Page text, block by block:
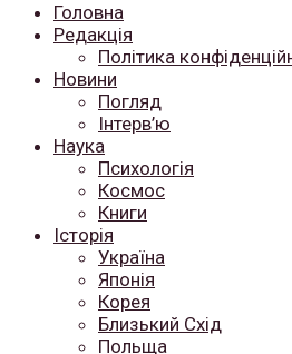
Головна
Редакція
Політика
Новини
Погляд
Інтерв’ю
Наука
Психологія
Космос
Книги
Історія
Україна
Японія
Корея
Близький Схід
Польща